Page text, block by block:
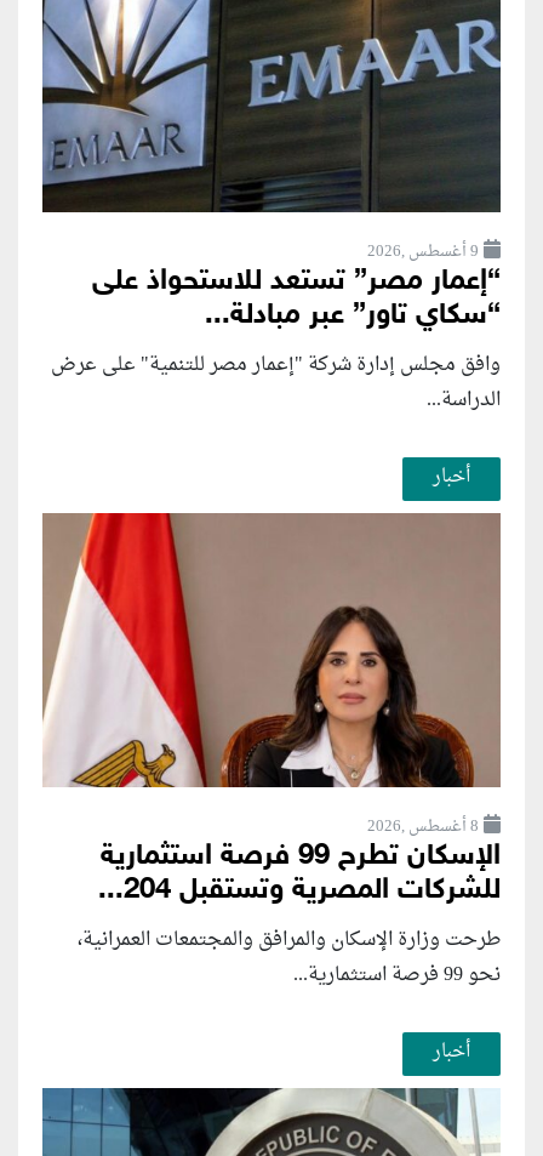
9 أغسطس ,2026
“إعمار مصر” تستعد للاستحواذ على
“سكاي تاور” عبر مبادلة...
وافق مجلس إدارة شركة "إعمار مصر للتنمية" على عرض
الدراسة...
أخبار
8 أغسطس ,2026
الإسكان تطرح 99 فرصة استثمارية
للشركات المصرية وتستقبل 204...
طرحت وزارة الإسكان والمرافق والمجتمعات العمرانية،
نحو 99 فرصة استثمارية...
أخبار